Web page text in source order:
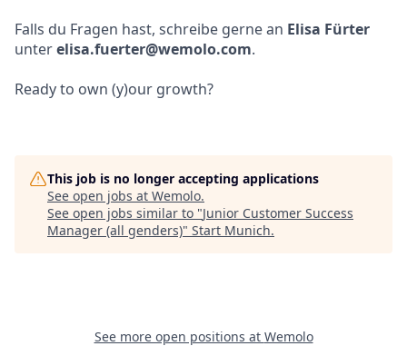
Falls du Fragen hast, schreibe gerne an Elisa Fürter
unterelisa.fuerter@wemolo.com.
Ready to own (y)our growth?
This job is no longer accepting applications
See open jobs at Wemolo.
See open jobs similar to "Junior Customer Success
Manager (all genders)" Start Munich.
See more open positions at Wemolo